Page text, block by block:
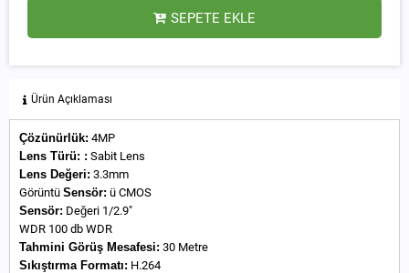
SEPETE EKLE
Ürün Açıklaması
Çözünürlük: 4MP
Lens Türü: : Sabit Lens
Lens Değeri: 3.3mm
Görüntü Sensör: ü CMOS
Sensör: Değeri 1/2.9"
WDR 100 db WDR
Tahmini Görüş Mesafesi: 30 Metre
Sıkıştırma Formatı: H.264